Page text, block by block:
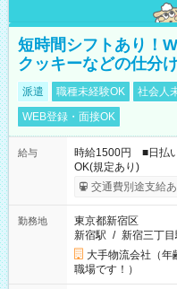
短時間シフトあり！
クッキーなどの仕分
派遣 職種未経験OK 社会人
WEB登録・面接OK
給与
時給1500円 ■日払
OK(規定あり)
交通費別途支給あ
勤務地
東京都新宿区
新宿駅 / 新宿三丁目
大手物流会社（年
職場です！）